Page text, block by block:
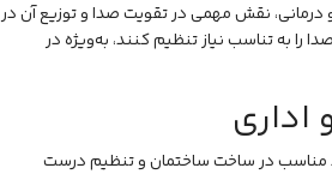
نقش مهمی در تقویت صدا و توزیع آن در
را به تناسب نیاز تنظیم کنند، به‌ویژه در
مناسب در ساخت ساختمان و تنظیم درست